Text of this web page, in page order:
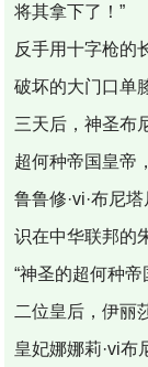
将其拿下了！”
反手用十字枪的
破坏的大门口单
三天后，神圣布
超何种帝国皇帝
鲁鲁修·vi·布尼
识在中华联邦的
“神圣的超何种
二位皇后，伊丽
皇妃娜娜莉·vi